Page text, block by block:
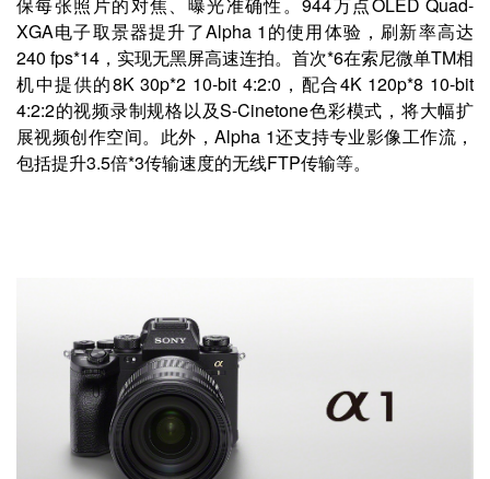
XGA电子取景器提升了Alpha 1的使用体验，刷新率高达
240 fps*14，实现无黑屏高速连拍。首次*6在索尼微单TM相
机中提供的8K 30p*2 10-bit 4:2:0，配合4K 120p*8 10-bit
4:2:2的视频录制规格以及S-Cinetone色彩模式，将大幅扩
展视频创作空间。此外，Alpha 1还支持专业影像工作流，
包括提升3.5倍*3传输速度的无线FTP传输等。